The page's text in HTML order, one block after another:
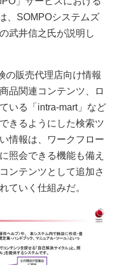
、SOMPOシステムズ
武井信之氏が説明し
販売代理店向け情報
品関連コンテンツ、ロ
いる「intra-mart」など
きるようにした検索ツ
情報は、ワークフロー
照会できる機能も備え
ンテンツとして追加さ
ていく仕組みだ。